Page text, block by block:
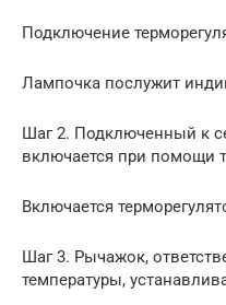
Подключение
Лампочка послужит
Шаг 2. Подключенный к
включается при помощи
Включается
Шаг 3. Рычажок,
температуры,